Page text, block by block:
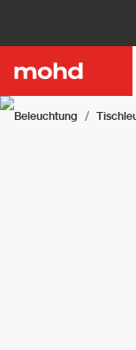
Beleuchtung